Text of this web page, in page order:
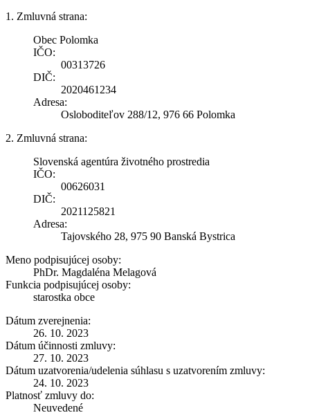
1. Zmluvná strana:
Obec Polomka
IČO:
00313726
DIČ:
2020461234
Adresa:
Osloboditeľov 288/12, 976 66 Polomka
2. Zmluvná strana:
Slovenská agentúra životného prostredia
IČO:
00626031
DIČ:
2021125821
Adresa:
Tajovského 28, 975 90 Banská Bystrica
Meno podpisujúcej osoby:
PhDr. Magdaléna Melagová
Funkcia podpisujúcej osoby:
starostka obce
Dátum zverejnenia:
26. 10. 2023
Dátum účinnosti zmluvy:
27. 10. 2023
Dátum uzatvorenia/udelenia súhlasu s uzatvorením zmluvy:
24. 10. 2023
Platnosť zmluvy do:
Neuvedené